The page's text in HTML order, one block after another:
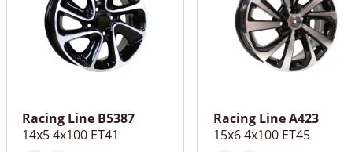
Racing Line B5387
14x5 4x100 ET41
Racing Line A423
15x6 4x100 ET45